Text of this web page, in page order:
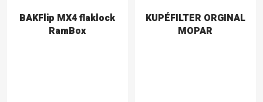
BAKFlip MX4 flaklock
RamBox
KUPÉFILTER ORGINAL
MOPAR